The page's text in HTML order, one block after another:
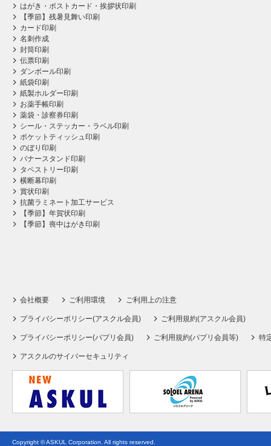
はがき・ポストカード・挨拶状印刷
【季節】残暑見舞い印刷
カード印刷
名刺作成
封筒印刷
伝票印刷
ダンボール印刷
紙袋印刷
紙製ホルダー印刷
お薬手帳印刷
薬袋・診察券印刷
シール・ステッカー・ラベル印刷
ポケットティッシュ印刷
のぼり印刷
バナースタンド印刷
タペストリー印刷
横断幕印刷
賞状印刷
抗菌ラミネート加工サービス
【季節】年賀状印刷
【季節】喪中はがき印刷
会社概要 ご利用環境 ご利用上の注意
プライバシーポリシー(アスクル会員) ご利用規約(アスクル会員)
プライバシーポリシー(パプリ会員) ご利用規約(パプリ会員等) 特
アスクルのサイバーセキュリティ
Copyright © ASKUL Corporation. All rights reserved.